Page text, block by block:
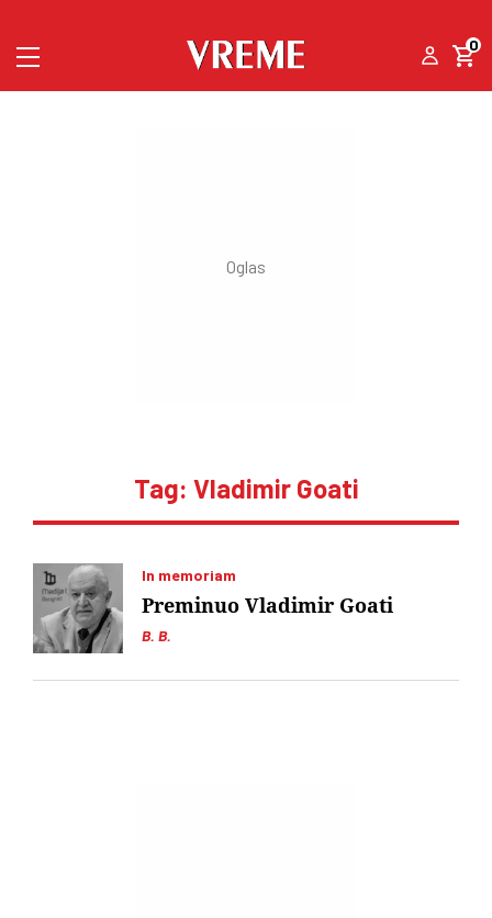
0
Tag: Vladimir Goati
In memoriam
B. B.
Preminuo Vladimir Goati